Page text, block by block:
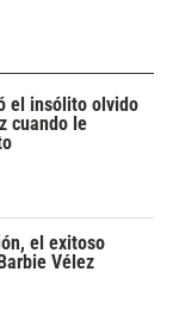
el insólito olvido
cuando le
el exitoso
Vélez